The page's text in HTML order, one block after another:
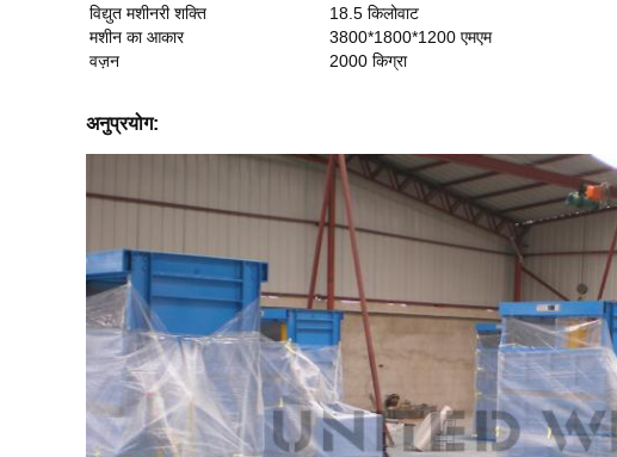
विद्युत मशीनरी शक्ति
18.5 किलोवाट
मशीन का आकार
3800*1800*1200 एमएम
वज़न
2000 किग्रा
अनुप्रयोग: